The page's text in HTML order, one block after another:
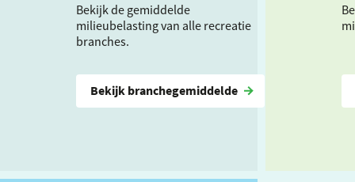
Bekijk de gemiddelde
milieubelasting van alle recreatie
branches.
Bekijk branchegemiddelde